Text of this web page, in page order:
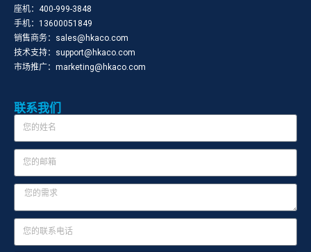
座机：400-999-3848
手机：13600051849
销售商务：sales@hkaco.com
技术支持：support@hkaco.com
市场推广：marketing@hkaco.com
联系我们